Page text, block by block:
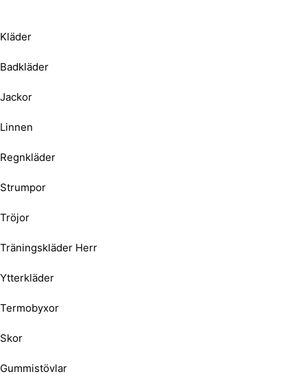
Kläder
Badkläder
Jackor
Linnen
Regnkläder
Strumpor
Tröjor
Träningskläder Herr
Ytterkläder
Termobyxor
Skor
Gummistövlar